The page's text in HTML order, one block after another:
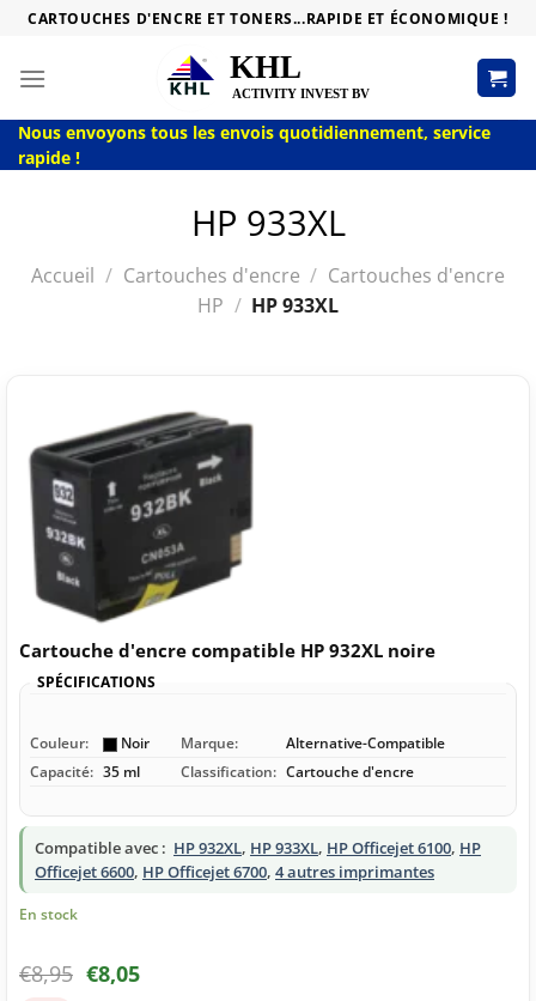
Passer
contenu
CARTOUCHES D'ENCRE ET TONERS...RAPIDE ET ÉCONOMIQUE !
Nous envoyons tous les envois quotidiennement, service
rapide !
HP 933XL
Accueil / Cartouches d'encre / Cartouches d'encre
HP / HP 933XL
Cartouche d'encre compatible HP 932XL noire
SPÉCIFICATIONS
Couleur: Noir Marque:
Alternative-Compatible
Capacité: 35 ml Classification: Cartouche d'encre
Compatible avec : HP 932XL, HP 933XL, HP Officejet 6100, HP
Officejet 6600, HP Officejet 6700, 4 autres imprimantes
En stock
€8,95 €8,05